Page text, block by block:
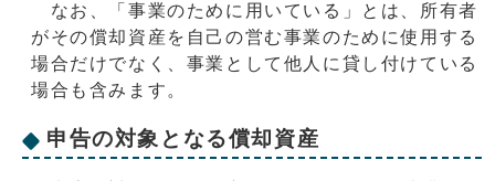
なお、「事業のために用いている」とは、所有者
がその償却資産を自己の営む事業のために使用する
場合だけでなく、事業として他人に貸し付けている
場合も含みます。
申告の対象となる償却資産